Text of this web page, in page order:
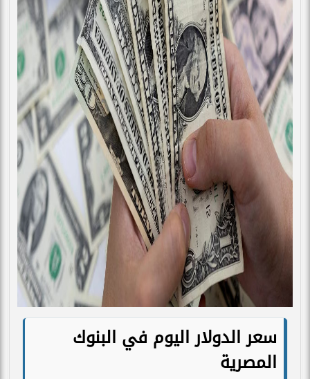
سعر الدولار اليوم في البنوك
المصرية